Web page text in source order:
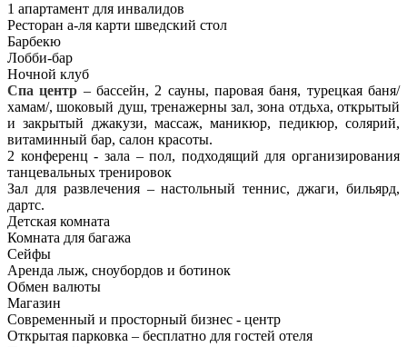
1 апартамент для инвалидов
Ресторан а-ля карти шведский стол
Барбекю
Лобби-бар
Ночной клуб
Спа центр – бассейн, 2 сауны, паровая баня, турецкая баня/
хамам/, шоковый душ, тренажерны зал, зона отдьха, открытый
и закрытый джакузи, массаж, маникюр, педикюр, солярий,
витаминный бар, салон красоты.
2 конференц - зала – пол, подходящий для организирования
танцевальных тренировок
Зал для развлечения – настольный теннис, джаги, бильярд,
дартс.
Детская комната
Комната для багажа
Сейфы
Аренда лыж, сноубордов и ботинок
Обмен валюты
Магазин
Современный и просторный бизнес - центр
Открытая парковка – бесплатно для гостей отеля